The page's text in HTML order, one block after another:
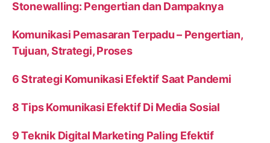
Stonewalling: Pengertian dan Dampaknya
Komunikasi Pemasaran Terpadu – Pengertian,
Tujuan, Strategi, Proses
6 Strategi Komunikasi Efektif Saat Pandemi
8 Tips Komunikasi Efektif Di Media Sosial
9 Teknik Digital Marketing Paling Efektif